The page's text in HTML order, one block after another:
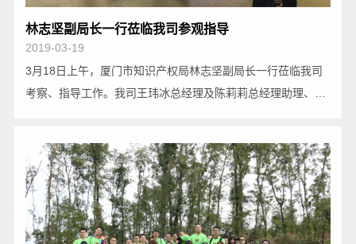
林志坚副局长一行莅临我司参观指导
2019-03-19
3月18日上午，厦门市知识产权局林志坚副局长一行莅临我司
考察、指导工作。我司王玮冰总经理及陈莉莉总经理助理、陈
会上，王总对林副局长一行的到来表示热烈欢…